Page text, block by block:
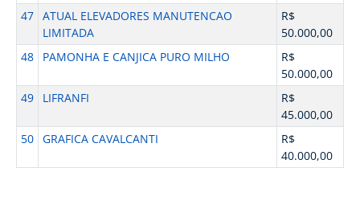
47 ATUAL ELEVADORES MANUTENCAO
LIMITADA
R$
50.000,00
48
PAMONHA E CANJICA PURO MILHO
R$
50.000,00
49
LIFRANFI
R$
45.000,00
50 GRAFICA CAVALCANTI
R$
40.000,00